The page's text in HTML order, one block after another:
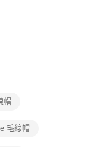
結，可透過四大超商／
成。
顯示為準，若有關於
繫「AFTEE先享後付
support/home
享後付」服務完成之交
帽
毛線帽